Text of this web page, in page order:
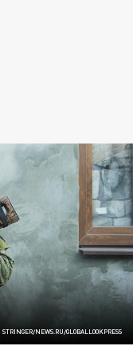
STRINGER/NEWS.RU/GLOBALLOOKPRESS